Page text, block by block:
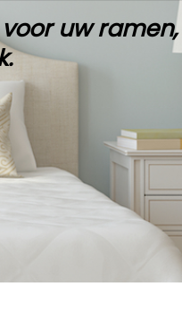
uw ramen,
.